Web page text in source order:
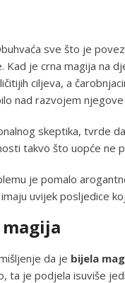
sve što je
je crna magija na
ciljeva, a
nad razvojem
skeptika, tvrde
takvo što uopće ne
je pomalo
uvijek posljedice
da je bijela
ta je podjela isuviše